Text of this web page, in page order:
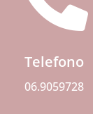
Telefono
06.9059728